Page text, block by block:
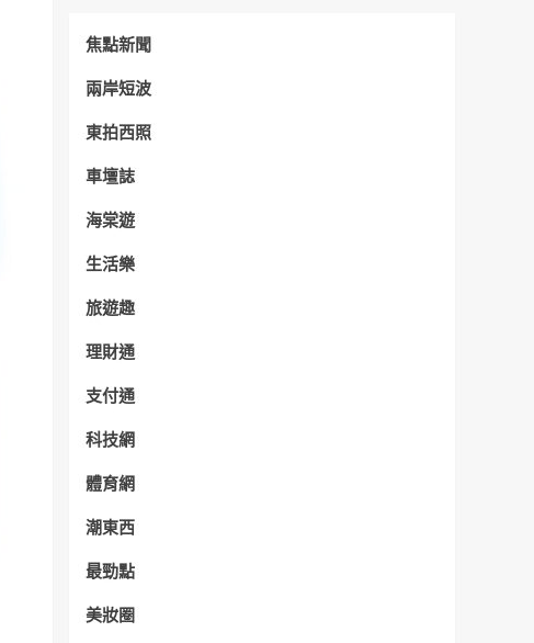
焦點新聞
兩岸短波
東拍西照
車壇誌
海棠遊
生活樂
旅遊趣
理財通
支付通
科技網
體育網
潮東西
最勁點
美妝圈